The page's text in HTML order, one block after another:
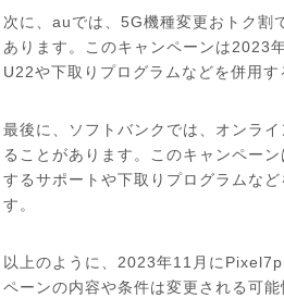
次に、auでは、5G機種変更おトク
あります。このキャンペーンは2023
U22や下取りプログラムなどを併用
最後に、ソフトバンクでは、オンラ
ることがあります。このキャンペー
するサポートや下取りプログラムな
す。
以上のように、2023年11月に
ペーンの内容や条件は変更される可